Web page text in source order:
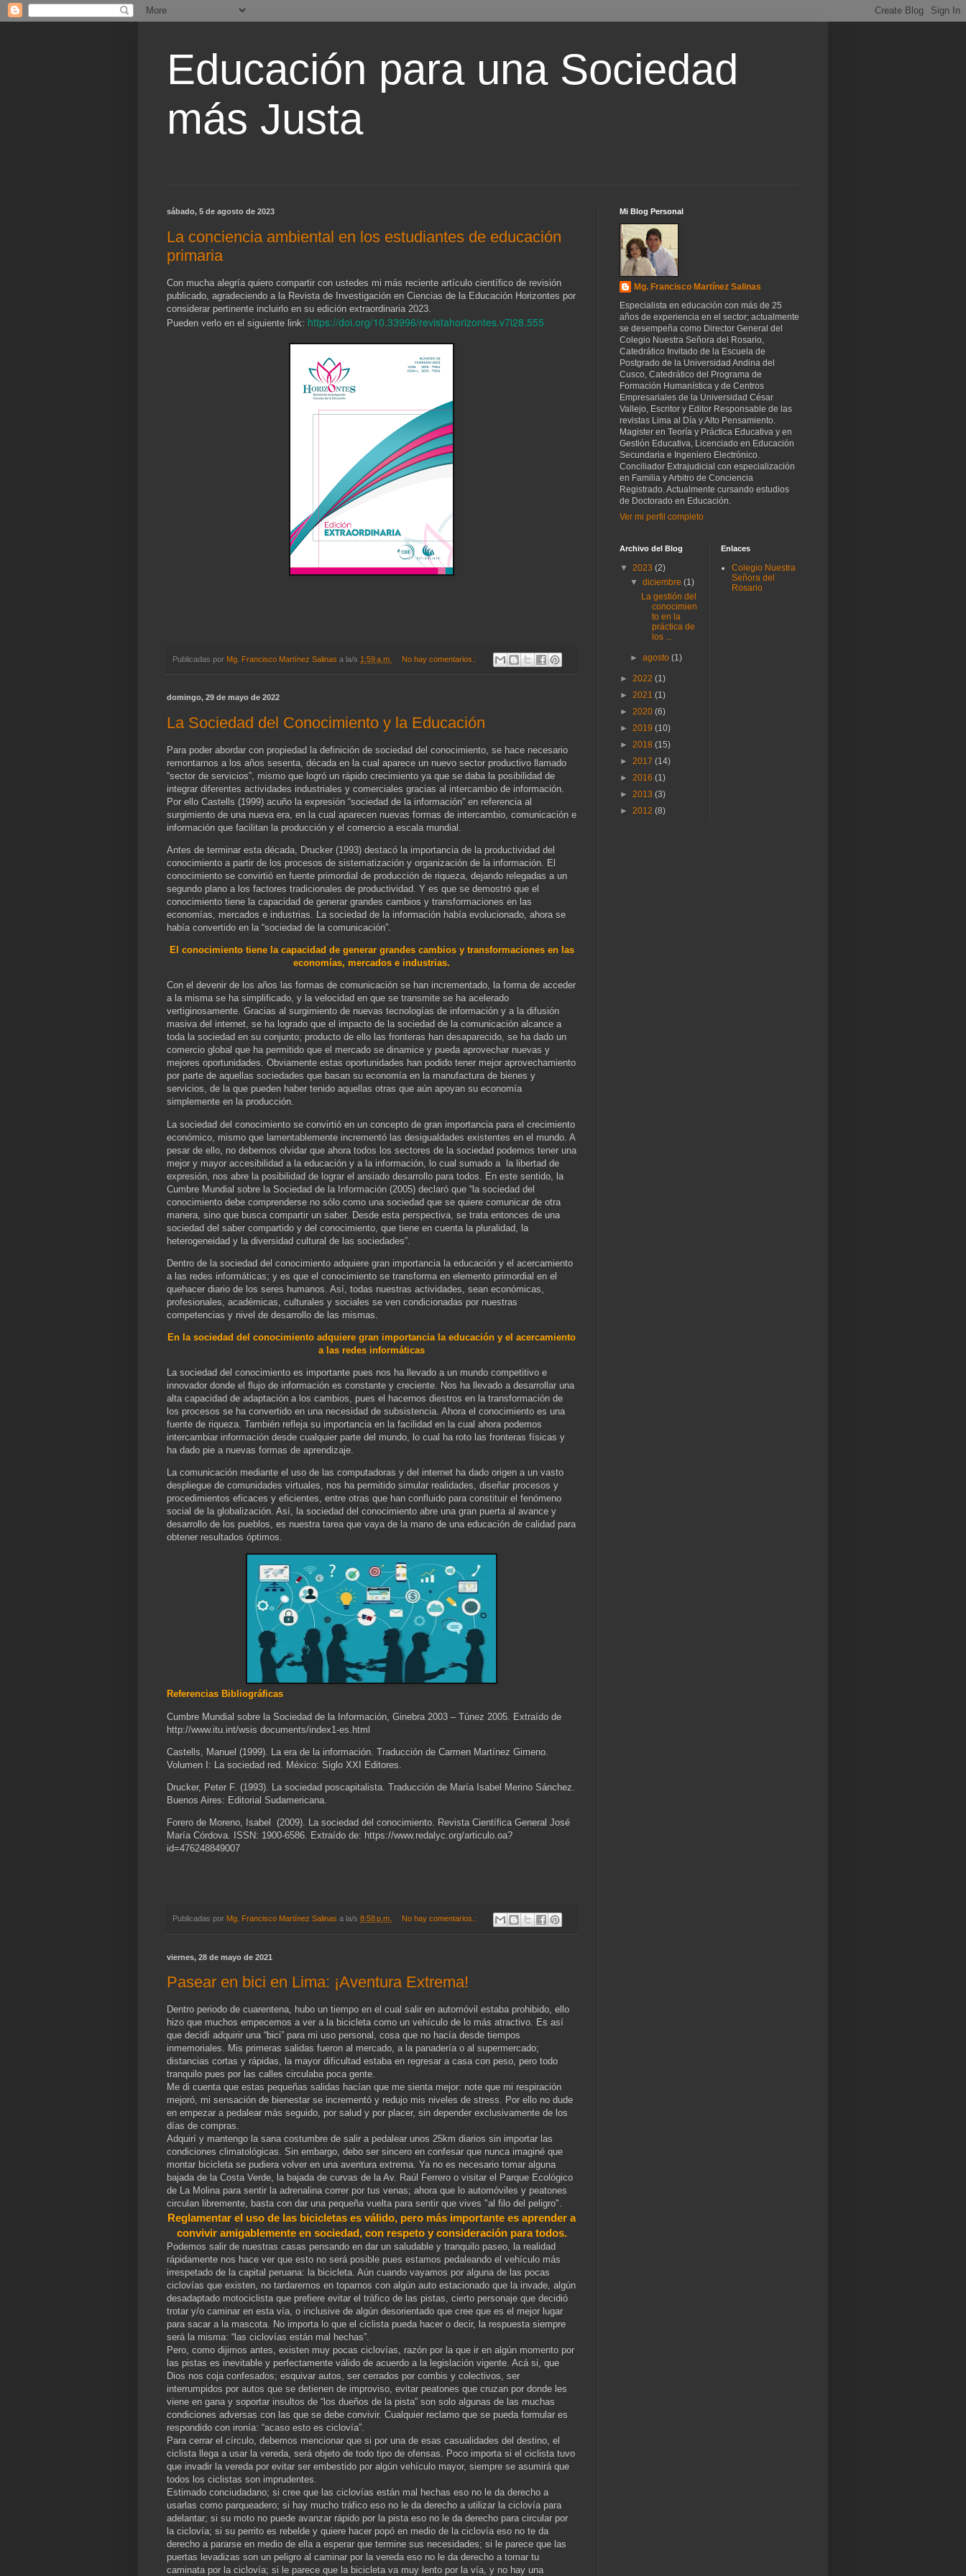
Educación para una Sociedad
más Justa
sábado, 5 de agosto de 2023
La conciencia ambiental en los estudiantes de educación
primaria
Con mucha alegría quiero compartir con ustedes mi más reciente artículo científico de revisión
publicado, agradeciendo a la Revista de Investigación en Ciencias de la Educación Horizontes por
considerar pertinente incluirlo en su edición extraordinaria 2023.
Pueden verlo en el siguiente link: https://doi.org/10.33996/revistahorizontes.v7i28.555
Publicadas por Mg. Francisco Martínez Salinas a la/s 1:59 a.m. No hay comentarios.:
domingo, 29 de mayo de 2022
La Sociedad del Conocimiento y la Educación
Para poder abordar con propiedad la definición de sociedad del conocimiento, se hace necesario
remontarnos a los años sesenta, década en la cual aparece un nuevo sector productivo llamado
“sector de servicios”, mismo que logró un rápido crecimiento ya que se daba la posibilidad de
integrar diferentes actividades industriales y comerciales gracias al intercambio de información.
Por ello Castells (1999) acuño la expresión “sociedad de la información” en referencia al
surgimiento de una nueva era, en la cual aparecen nuevas formas de intercambio, comunicación e
información que facilitan la producción y el comercio a escala mundial.
Antes de terminar esta década, Drucker (1993) destacó la importancia de la productividad del
conocimiento a partir de los procesos de sistematización y organización de la información. El
conocimiento se convirtió en fuente primordial de producción de riqueza, dejando relegadas a un
segundo plano a los factores tradicionales de productividad. Y es que se demostró que el
conocimiento tiene la capacidad de generar grandes cambios y transformaciones en las
economías, mercados e industrias. La sociedad de la información había evolucionado, ahora se
había convertido en la “sociedad de la comunicación”.
El conocimiento tiene la capacidad de generar grandes cambios y transformaciones en las
economías, mercados e industrias.
Con el devenir de los años las formas de comunicación se han incrementado, la forma de acceder
a la misma se ha simplificado, y la velocidad en que se transmite se ha acelerado
vertiginosamente. Gracias al surgimiento de nuevas tecnologías de información y a la difusión
masiva del internet, se ha logrado que el impacto de la sociedad de la comunicación alcance a
toda la sociedad en su conjunto; producto de ello las fronteras han desaparecido, se ha dado un
comercio global que ha permitido que el mercado se dinamice y pueda aprovechar nuevas y
mejores oportunidades. Obviamente estas oportunidades han podido tener mejor aprovechamiento
por parte de aquellas sociedades que basan su economía en la manufactura de bienes y
servicios, de la que pueden haber tenido aquellas otras que aún apoyan su economía
simplemente en la producción.
La sociedad del conocimiento se convirtió en un concepto de gran importancia para el crecimiento
económico, mismo que lamentablemente incrementó las desigualdades existentes en el mundo. A
pesar de ello, no debemos olvidar que ahora todos los sectores de la sociedad podemos tener una
mejor y mayor accesibilidad a la educación y a la información, lo cual sumado a la libertad de
expresión, nos abre la posibilidad de lograr el ansiado desarrollo para todos. En este sentido, la
Cumbre Mundial sobre la Sociedad de la Información (2005) declaró que “la sociedad del
conocimiento debe comprenderse no sólo como una sociedad que se quiere comunicar de otra
manera, sino que busca compartir un saber. Desde esta perspectiva, se trata entonces de una
sociedad del saber compartido y del conocimiento, que tiene en cuenta la pluralidad, la
heterogeneidad y la diversidad cultural de las sociedades”.
Dentro de la sociedad del conocimiento adquiere gran importancia la educación y el acercamiento
a las redes informáticas; y es que el conocimiento se transforma en elemento primordial en el
quehacer diario de los seres humanos. Así, todas nuestras actividades, sean económicas,
profesionales, académicas, culturales y sociales se ven condicionadas por nuestras
competencias y nivel de desarrollo de las mismas.
En la sociedad del conocimiento adquiere gran importancia la educación y el acercamiento
a las redes informáticas
La sociedad del conocimiento es importante pues nos ha llevado a un mundo competitivo e
innovador donde el flujo de información es constante y creciente. Nos ha llevado a desarrollar una
alta capacidad de adaptación a los cambios, pues el hacernos diestros en la transformación de
los procesos se ha convertido en una necesidad de subsistencia. Ahora el conocimiento es una
fuente de riqueza. También refleja su importancia en la facilidad en la cual ahora podemos
intercambiar información desde cualquier parte del mundo, lo cual ha roto las fronteras físicas y
ha dado pie a nuevas formas de aprendizaje.
La comunicación mediante el uso de las computadoras y del internet ha dado origen a un vasto
despliegue de comunidades virtuales, nos ha permitido simular realidades, diseñar procesos y
procedimientos eficaces y eficientes, entre otras que han confluido para constituir el fenómeno
social de la globalización. Así, la sociedad del conocimiento abre una gran puerta al avance y
desarrollo de los pueblos, es nuestra tarea que vaya de la mano de una educación de calidad para
obtener resultados óptimos.
Referencias Bibliográficas
Cumbre Mundial sobre la Sociedad de la Información, Ginebra 2003 – Túnez 2005. Extraído de
http://www.itu.int/wsis documents/index1-es.html
Castells, Manuel (1999). La era de la información. Traducción de Carmen Martínez Gimeno.
Volumen I: La sociedad red. México: Siglo XXI Editores.
Drucker, Peter F. (1993). La sociedad poscapitalista. Traducción de María Isabel Merino Sánchez.
Buenos Aires: Editorial Sudamericana.
Forero de Moreno, Isabel (2009). La sociedad del conocimiento. Revista Científica General José
María Córdova. ISSN: 1900-6586. Extraído de: https://www.redalyc.org/articulo.oa?
id=476248849007
Publicadas por Mg. Francisco Martínez Salinas a la/s 8:58 p.m. No hay comentarios.:
viernes, 28 de mayo de 2021
Pasear en bici en Lima: ¡Aventura Extrema!
Dentro periodo de cuarentena, hubo un tiempo en el cual salir en automóvil estaba prohibido, ello
hizo que muchos empecemos a ver a la bicicleta como un vehículo de lo más atractivo. Es así
que decidí adquirir una “bici” para mi uso personal, cosa que no hacía desde tiempos
inmemoriales. Mis primeras salidas fueron al mercado, a la panadería o al supermercado;
distancias cortas y rápidas, la mayor dificultad estaba en regresar a casa con peso, pero todo
tranquilo pues por las calles circulaba poca gente.
Me di cuenta que estas pequeñas salidas hacían que me sienta mejor: note que mi respiración
mejoró, mi sensación de bienestar se incrementó y redujo mis niveles de stress. Por ello no dude
en empezar a pedalear más seguido, por salud y por placer, sin depender exclusivamente de los
días de compras.
Adquirí y mantengo la sana costumbre de salir a pedalear unos 25km diarios sin importar las
condiciones climatológicas. Sin embargo, debo ser sincero en confesar que nunca imaginé que
montar bicicleta se pudiera volver en una aventura extrema. Ya no es necesario tomar alguna
bajada de la Costa Verde, la bajada de curvas de la Av. Raúl Ferrero o visitar el Parque Ecológico
de La Molina para sentir la adrenalina correr por tus venas; ahora que lo automóviles y peatones
circulan libremente, basta con dar una pequeña vuelta para sentir que vives "al filo del peligro".
Reglamentar el uso de las bicicletas es válido, pero más importante es aprender a
convivir amigablemente en sociedad, con respeto y consideración para todos.
Podemos salir de nuestras casas pensando en dar un saludable y tranquilo paseo, la realidad
rápidamente nos hace ver que esto no será posible pues estamos pedaleando el vehículo más
irrespetado de la capital peruana: la bicicleta. Aún cuando vayamos por alguna de las pocas
ciclovías que existen, no tardaremos en toparnos con algún auto estacionado que la invade, algún
desadaptado motociclista que prefiere evitar el tráfico de las pistas, cierto personaje que decidió
trotar y/o caminar en esta vía, o inclusive de algún desorientado que cree que es el mejor lugar
para sacar a la mascota. No importa lo que el ciclista pueda hacer o decir, la respuesta siempre
será la misma: “las ciclovías están mal hechas”.
Pero, como dijimos antes, existen muy pocas ciclovías, razón por la que ir en algún momento por
las pistas es inevitable y perfectamente válido de acuerdo a la legislación vigente. Acá si, que
Dios nos coja confesados; esquivar autos, ser cerrados por combis y colectivos, ser
interrumpidos por autos que se detienen de improviso, evitar peatones que cruzan por donde les
viene en gana y soportar insultos de “los dueños de la pista” son solo algunas de las muchas
condiciones adversas con las que se debe convivir. Cualquier reclamo que se pueda formular es
respondido con ironía: “acaso esto es ciclovía”.
Para cerrar el círculo, debemos mencionar que si por una de esas casualidades del destino, el
ciclista llega a usar la vereda, será objeto de todo tipo de ofensas. Poco importa si el ciclista tuvo
que invadir la vereda por evitar ser embestido por algún vehículo mayor, siempre se asumirá que
todos los ciclistas son imprudentes.
Estimado conciudadano; si cree que las ciclovías están mal hechas eso no le da derecho a
usarlas como parqueadero; si hay mucho tráfico eso no le da derecho a utilizar la ciclovía para
adelantar; si su moto no puede avanzar rápido por la pista eso no le da derecho para circular por
la ciclovía; si su perrito es rebelde y quiere hacer popó en medio de la ciclovía eso no te da
derecho a pararse en medio de ella a esperar que termine sus necesidades; si le parece que las
puertas levadizas son un peligro al caminar por la vereda eso no le da derecho a tomar tu
caminata por la ciclovía; si le parece que la bicicleta va muy lento por la vía, y no hay una
Mi Blog Personal
Mg. Francisco Martínez Salinas
Especialista en educación con más de 25
años de experiencia en el sector; actualmente
se desempeña como Director General del
Colegio Nuestra Señora del Rosario,
Catedrático Invitado de la Escuela de
Postgrado de la Universidad Andina del
Cusco, Catedrático del Programa de
Formación Humanística y de Centros
Empresariales de la Universidad César
Vallejo, Escritor y Editor Responsable de las
revistas Lima al Día y Alto Pensamiento.
Magister en Teoría y Práctica Educativa y en
Gestión Educativa, Licenciado en Educación
Secundaria e Ingeniero Electrónico.
Conciliador Extrajudicial con especialización
en Familia y Arbitro de Conciencia
Registrado. Actualmente cursando estudios
de Doctorado en Educación.
Ver mi perfil completo
Archivo del Blog
▼ 2023 (2)
▼diciembre(1)
La gestión del
conocimien
to en la
práctica de
los ...
►agosto(1)
► 2022 (1)
► 2021 (1)
► 2020 (6)
► 2019 (10)
► 2018 (15)
► 2017 (14)
► 2016 (1)
► 2013 (3)
► 2012 (8)
Enlaces
Colegio Nuestra
Señora del
Rosario